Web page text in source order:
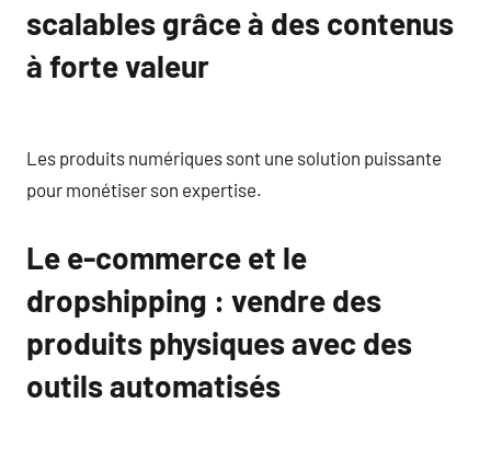
scalables grâce à des contenus
à forte valeur
Les produits numériques sont une solution puissante
pour monétiser son expertise.
Le e-commerce et le
dropshipping : vendre des
produits physiques avec des
outils automatisés